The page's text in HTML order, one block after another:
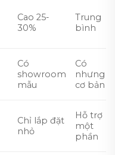
Cao 25-
30%
Trung
bình
Có
showroom
mẫu
Có
nhưng
cơ bản
Chỉ lắp đặt
nhỏ
Hỗ trợ
một
phần